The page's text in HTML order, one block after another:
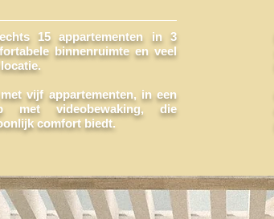
15 appartementen in 3
binnenruimte en veel
vijf appartementen, in een
met videobewaking, die
comfort biedt.